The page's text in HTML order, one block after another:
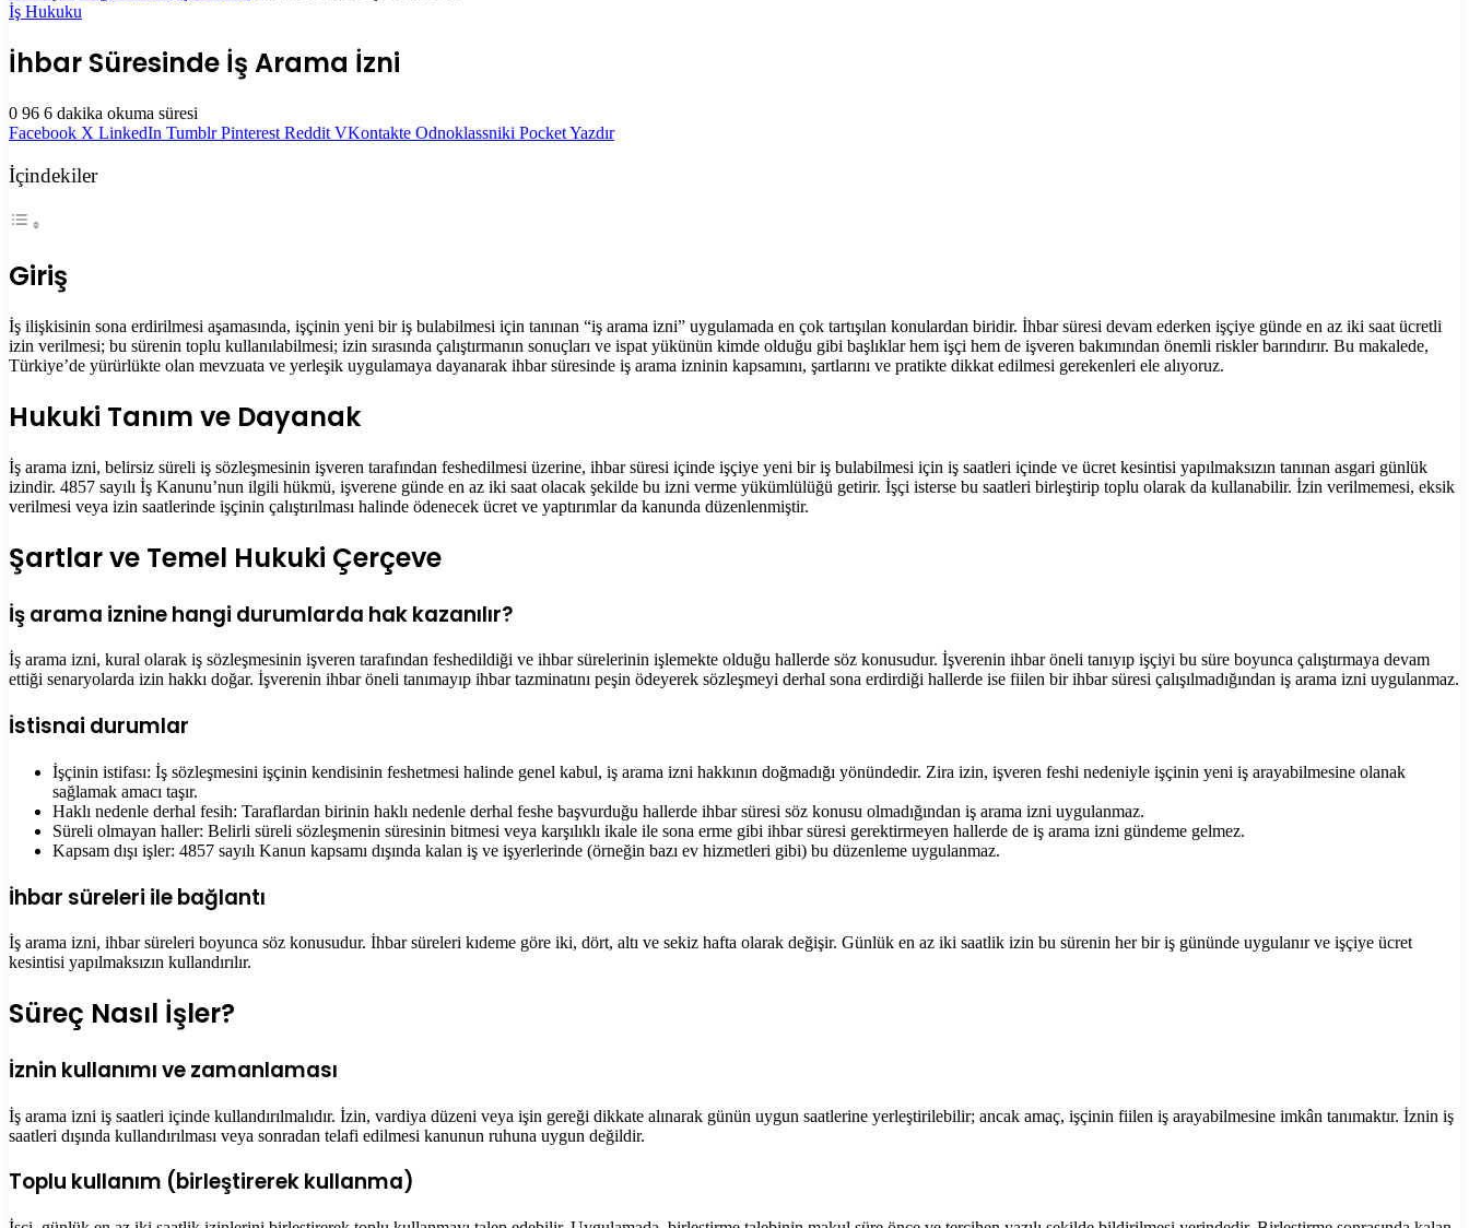
İş Hukuku
İhbar Süresinde İş Arama İzni
0 96 6 dakika okuma süresi
Facebook X LinkedIn Tumblr Pinterest Reddit VKontakte Odnoklassniki PocketYazdır
İçindekiler
Giriş
İş ilişkisinin sona erdirilmesi aşamasında, işçinin yeni bir iş bulabilmesi için tanınan “iş arama izni” uygulamada en çok tartışılan konulardan biridir. İhbar süresi devam ederken işçiye günde en az iki saat ücretli
izin verilmesi; bu sürenin toplu kullanılabilmesi; izin sırasında çalıştırmanın sonuçları ve ispat yükünün kimde olduğu gibi başlıklar hem işçi hem de işveren bakımından önemli riskler barındırır. Bu makalede,
Türkiye’de yürürlükte olan mevzuata ve yerleşik uygulamaya dayanarak ihbar süresinde iş arama izninin kapsamını, şartlarını ve pratikte dikkat edilmesi gerekenleri ele alıyoruz.
Hukuki Tanım ve Dayanak
İş arama izni, belirsiz süreli iş sözleşmesinin işveren tarafından feshedilmesi üzerine, ihbar süresi içinde işçiye yeni bir iş bulabilmesi için iş saatleri içinde ve ücret kesintisi yapılmaksızın tanınan asgari günlük
izindir. 4857 sayılı İş Kanunu’nun ilgili hükmü, işverene günde en az iki saat olacak şekilde bu izni verme yükümlülüğü getirir. İşçi isterse bu saatleri birleştirip toplu olarak da kullanabilir. İzin verilmemesi, eksik
verilmesi veya izin saatlerinde işçinin çalıştırılması halinde ödenecek ücret ve yaptırımlar da kanunda düzenlenmiştir.
Şartlar ve Temel Hukuki Çerçeve
İş arama iznine hangi durumlarda hak kazanılır?
İş arama izni, kural olarak iş sözleşmesinin işveren tarafından feshedildiği ve ihbar sürelerinin işlemekte olduğu hallerde söz konusudur. İşverenin ihbar öneli tanıyıp işçiyi bu süre boyunca çalıştırmaya devam
ettiği senaryolarda izin hakkı doğar. İşverenin ihbar öneli tanımayıp ihbar tazminatını peşin ödeyerek sözleşmeyi derhal sona erdirdiği hallerde ise fiilen bir ihbar süresi çalışılmadığından iş arama izni uygulanmaz.
İstisnai durumlar
İşçinin istifası: İş sözleşmesini işçinin kendisinin feshetmesi halinde genel kabul, iş arama izni hakkının doğmadığı yönündedir. Zira izin, işveren feshi nedeniyle işçinin yeni iş arayabilmesine olanak
sağlamak amacı taşır.
Haklı nedenle derhal fesih: Taraflardan birinin haklı nedenle derhal feshe başvurduğu hallerde ihbar süresi söz konusu olmadığından iş arama izni uygulanmaz.
Süreli olmayan haller: Belirli süreli sözleşmenin süresinin bitmesi veya karşılıklı ikale ile sona erme gibi ihbar süresi gerektirmeyen hallerde de iş arama izni gündeme gelmez.
Kapsam dışı işler: 4857 sayılı Kanun kapsamı dışında kalan iş ve işyerlerinde (örneğin bazı ev hizmetleri gibi) bu düzenleme uygulanmaz.
İhbar süreleri ile bağlantı
İş arama izni, ihbar süreleri boyunca söz konusudur. İhbar süreleri kıdeme göre iki, dört, altı ve sekiz hafta olarak değişir. Günlük en az iki saatlik izin bu sürenin her bir iş gününde uygulanır ve işçiye ücret
kesintisi yapılmaksızın kullandırılır.
Süreç Nasıl İşler?
İznin kullanımı ve zamanlaması
İş arama izni iş saatleri içinde kullandırılmalıdır. İzin, vardiya düzeni veya işin gereği dikkate alınarak günün uygun saatlerine yerleştirilebilir; ancak amaç, işçinin fiilen iş arayabilmesine imkân tanımaktır. İznin iş
saatleri dışında kullandırılması veya sonradan telafi edilmesi kanunun ruhuna uygun değildir.
Toplu kullanım (birleştirerek kullanma)